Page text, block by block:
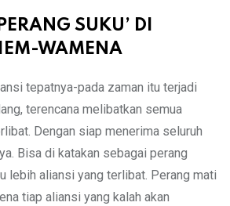
SUKU’ DI
WAMENA
tepatnya-pada zaman itu terjadi
terencana melibatkan semua
Dengan siap menerima seluruh
Bisa di katakan sebagai perang
lebih aliansi yang terlibat. Perang mati
tiap aliansi yang kalah akan